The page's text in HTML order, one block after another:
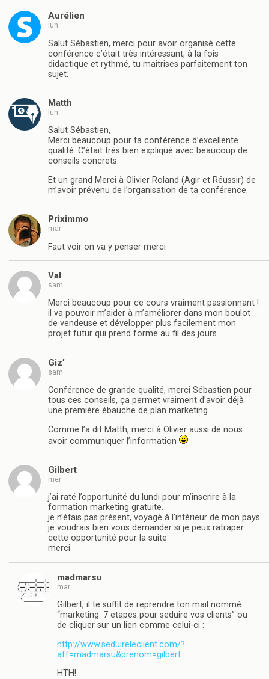
Aurélien
lun
Salut Sébastien, merci pour avoir organisé cette
conférence c’était très intéressant, à la fois
didactique et rythmé, tu maitrises parfaitement ton
sujet.
Matth
lun
Salut Sébastien,
Merci beaucoup pour ta conférence d’excellente
qualité. C’était très bien expliqué avec beaucoup de
conseils concrets.
Et un grand Merci à Olivier Roland (Agir et Réussir) de
m’avoir prévenu de l’organisation de ta conférence.
Priximmo
mar
Faut voir on va y penser merci
Val
sam
Merci beaucoup pour ce cours vraiment passionnant !
il va pouvoir m’aider à m’améliorer dans mon boulot
de vendeuse et développer plus facilement mon
projet futur qui prend forme au fil des jours
Giz’
sam
Conférence de grande qualité, merci Sébastien pour
tous ces conseils, ça permet vraiment d’avoir déjà
une première ébauche de plan marketing.
Comme l’a dit Matth, merci à Olivier aussi de nous
avoir communiquer l’information
Gilbert
mer
j’ai raté l’opportunité du lundi pour m’inscrire à la
formation marketing gratuite.
je n’étais pas présent, voyagé à l’intérieur de mon pays
je voudrais bien vous demander si je peux ratraper
cette opportunité pour la suite
merci
madmarsu
mar
Gilbert, il te suffit de reprendre ton mail nommé
“marketing: 7 etapes pour seduire vos clients” ou
de cliquer sur un lien comme celui-ci :
http://www.seduireleclient.com/?
aff=madmarsu&prenom=gilbert
HTH!